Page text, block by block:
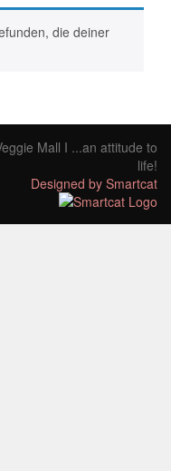
die deiner
Mall I ...an attitude to
life!
Designed by Smartcat